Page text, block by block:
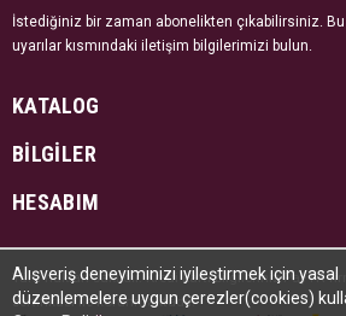
İstediğiniz bir zaman abonelikten çıkabilirsiniz.
uyarılar kısmındaki iletişim bilgilerimizi bulun.
KATALOG
BİLGİLER
HESABIM
Tüm hakları saklıdır. Kredi kartı bilgileriniz PayTR
sertifikası ile korunmaktadır.
Alışveriş deneyiminizi iyileştirmek için yasal
düzenlemelere uygun çerezler(cookies)